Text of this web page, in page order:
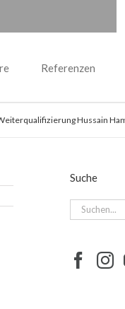
Referenzen
Hussain
Suche
Suche
nach: